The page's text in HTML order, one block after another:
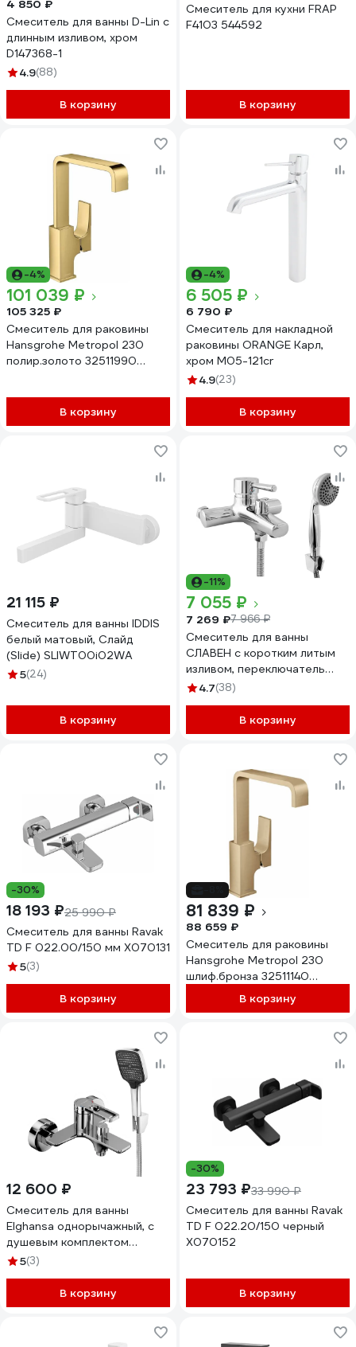
4 850 ₽
Смеситель для ванны D-Lin с
длинным изливом, хром
D147368-1
4.9(88)
В корзину
Смеситель для кухни FRAP
F4103 544592
В корзину
-4%
101 039 ₽
105 325 ₽
Смеситель для раковины
Hansgrohe Metropol 230
полир.золото 32511990
В корзину
-4%
6 505 ₽
6 790 ₽
Смеситель для накладной
раковины ORANGE Карл,
хром M05-121cr
4.9(23)
В корзину
21 115 ₽
Смеситель для ванны IDDIS
белый матовый, Слайд
(Slide) SLIWT00i02WA
5(24)
В корзину
-11%
7 055 ₽
7 269 ₽7 966 ₽
Смеситель для ванны
СЛАВЕН с коротким литым
изливом, переключатель
флажковый, одноручный СЛ-
4.7(38)
В корзину
-30%
18 193 ₽25 990 ₽
Смеситель для ванны Ravak
TD F 022.00/150 мм X070131
5(3)
В корзину
81 839 ₽
88 659 ₽
Смеситель для раковины
Hansgrohe Metropol 230
шлиф.бронза 32511140
00000077261В корзину
12 600 ₽
Смеситель для ванны
Elghansa однорычажный, с
душевым комплектом
2313878
5(3)
В корзину
-30%
23 793 ₽33 990 ₽
Смеситель для ванны Ravak
TD F 022.20/150 черный
X070152
В корзину